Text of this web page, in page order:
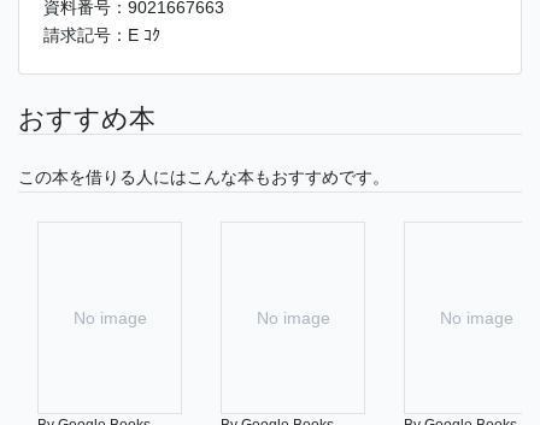
資料番号：9021667663
請求記号：E ｺｸ
おすすめ本
この本を借りる人にはこんな本もおすすめです。
No image No image No image